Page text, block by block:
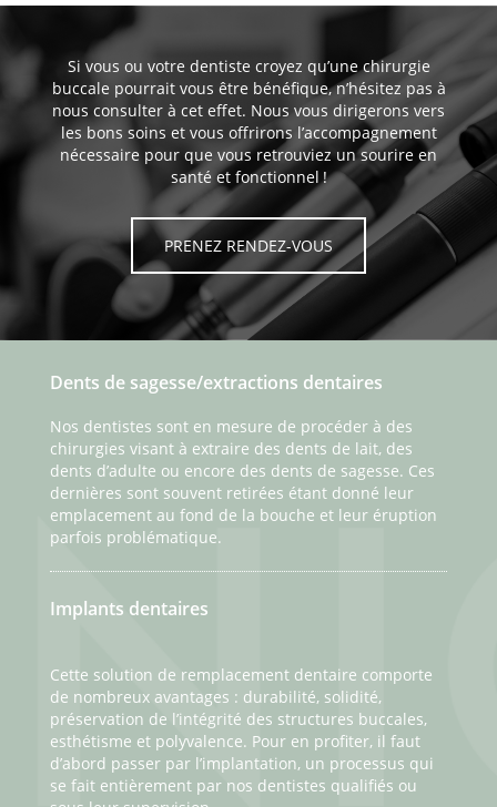
Si vous ou votre dentiste croyez qu’une chirurgie
buccale pourrait vous être bénéfique, n’hésitez pas à
nous consulter à cet effet. Nous vous dirigerons vers
les bons soins et vous offrirons l’accompagnement
nécessaire pour que vous retrouviez un sourire en
santé et fonctionnel !
PRENEZ RENDEZ-VOUS
Dents de sagesse/extractions dentaires
Nos dentistes sont en mesure de procéder à des
chirurgies visant à extraire des dents de lait, des
dents d’adulte ou encore des dents de sagesse. Ces
dernières sont souvent retirées étant donné leur
emplacement au fond de la bouche et leur éruption
parfois problématique.
Implants dentaires
Cette solution de remplacement dentaire comporte
de nombreux avantages : durabilité, solidité,
préservation de l’intégrité des structures buccales,
esthétisme et polyvalence. Pour en profiter, il faut
d’abord passer par l’implantation, un processus qui
se fait entièrement par nos dentistes qualifiés ou